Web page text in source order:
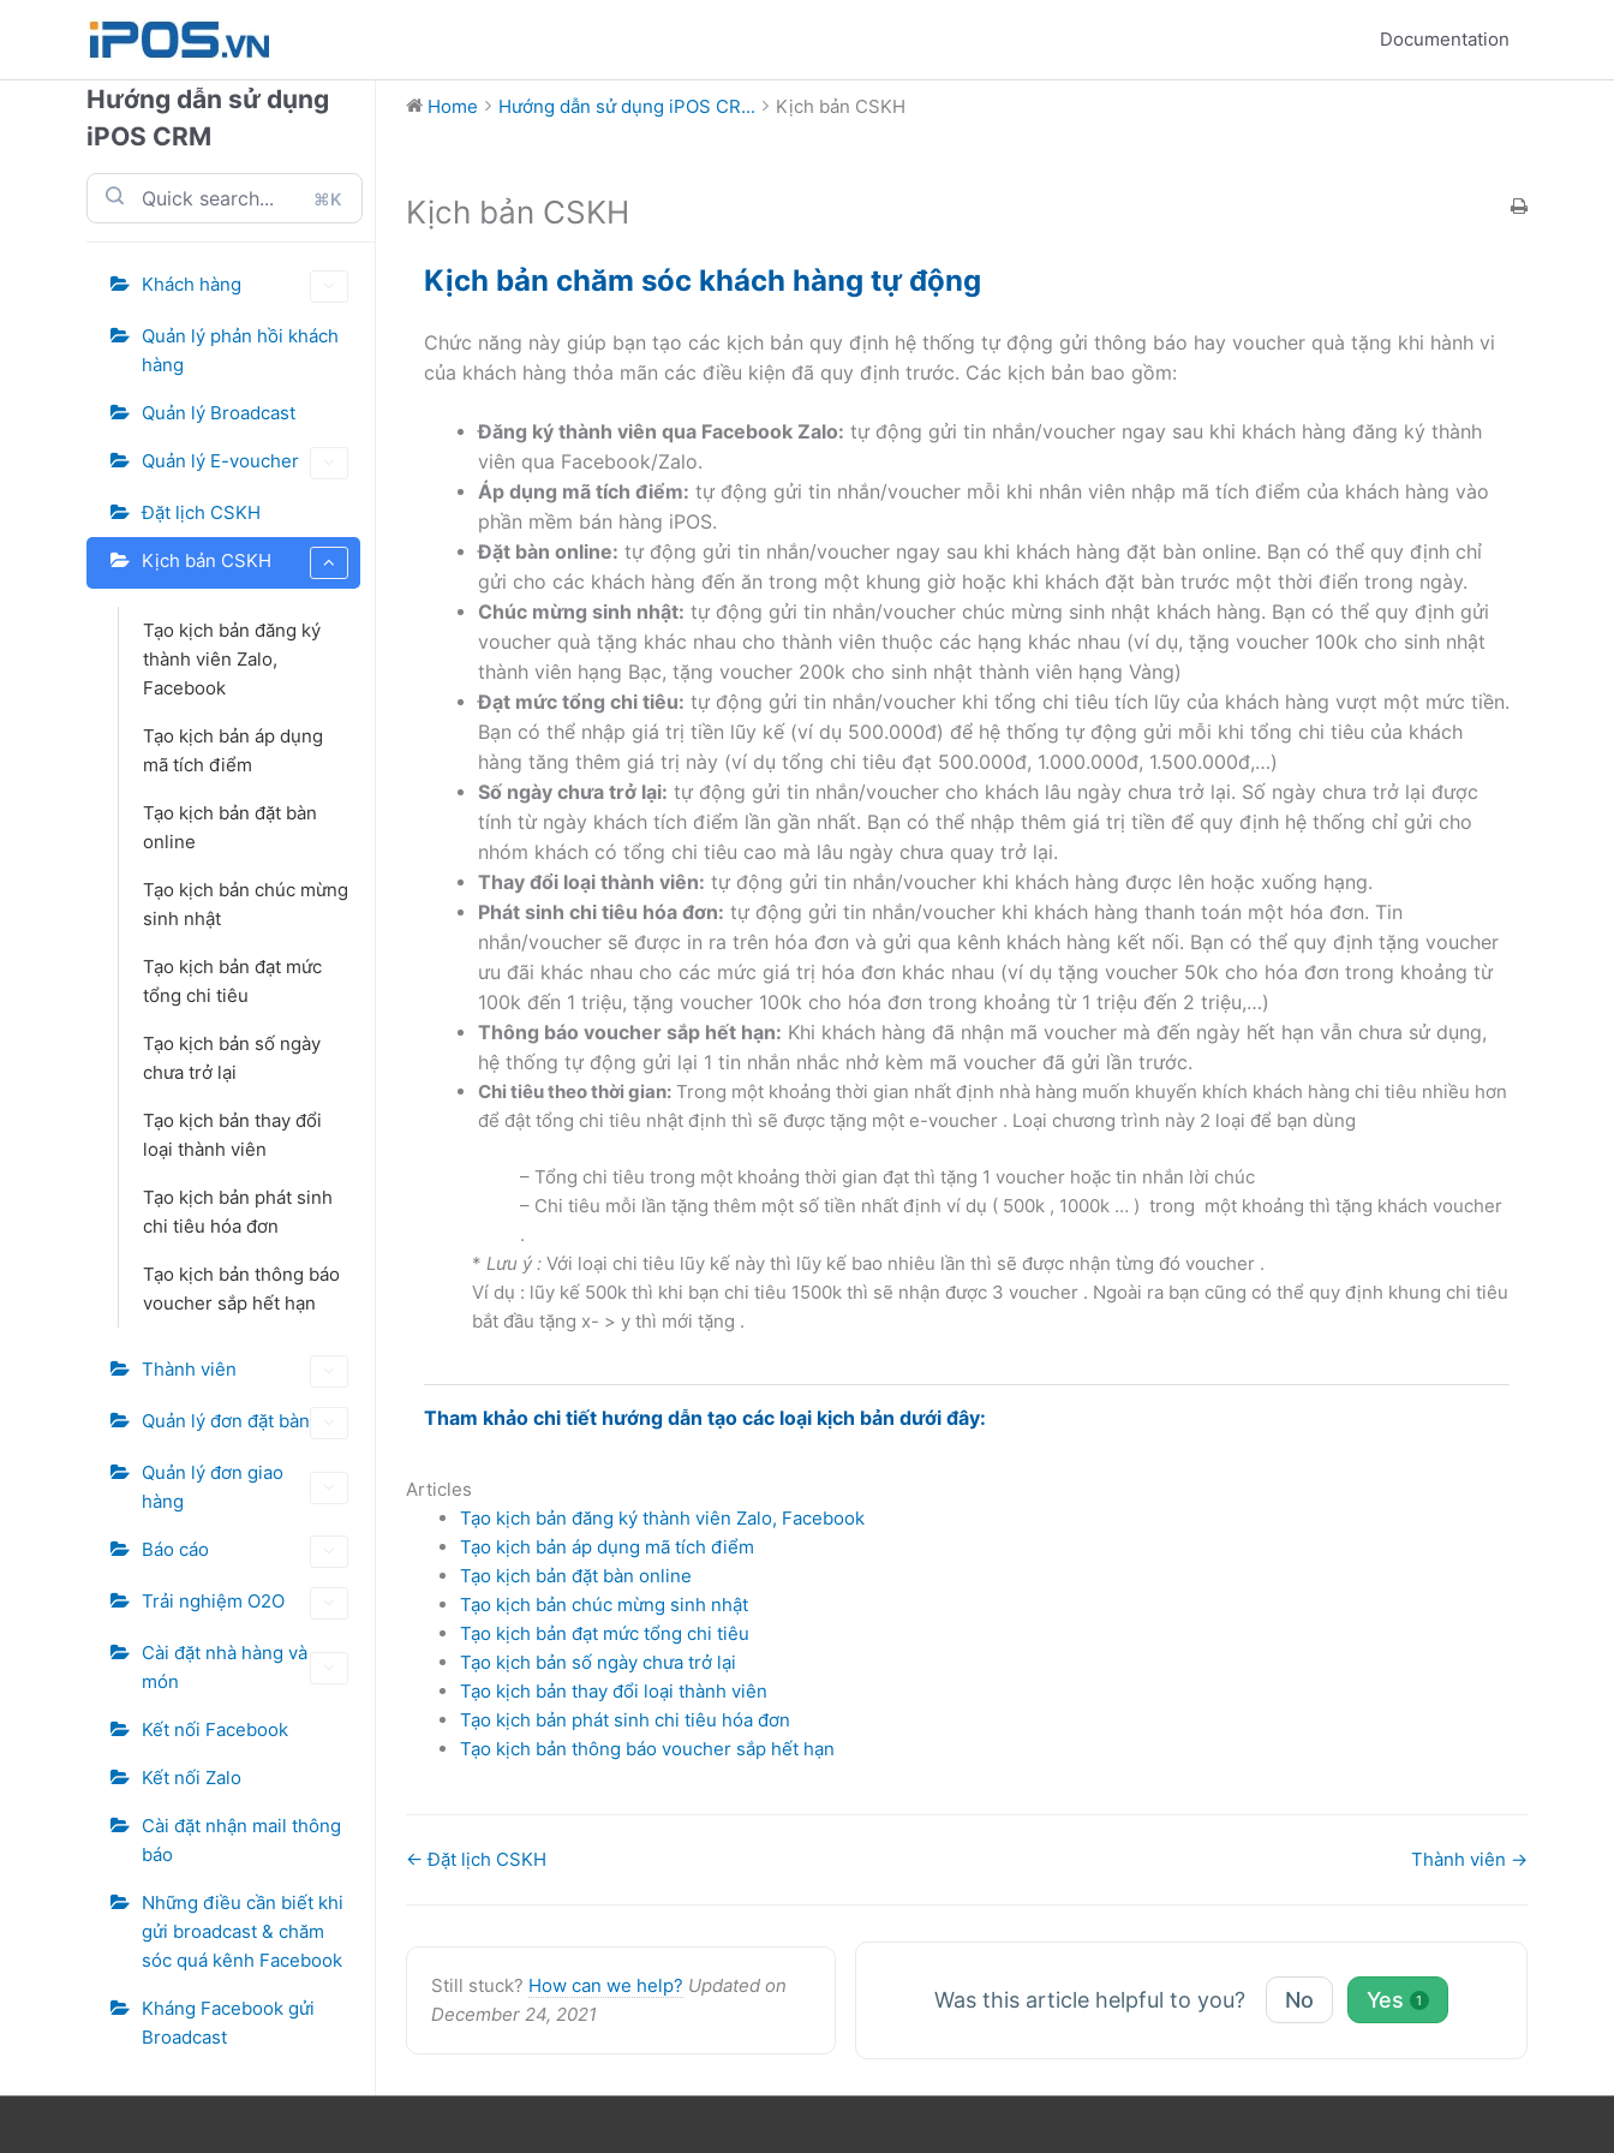
Documentation
Hướng dẫn sử dụng
iPOS CRM
⌘K
Khách hàng
Quản lý phản hồi khách
hàng
Quản lý Broadcast
Quản lý E-voucher
Đặt lịch CSKH
Kịch bản CSKH
Tạo kịch bản đăng ký
thành viên Zalo,
Facebook
Tạo kịch bản áp dụng
mã tích điểm
Tạo kịch bản đặt bàn
online
Tạo kịch bản chúc mừng
sinh nhật
Tạo kịch bản đạt mức
tổng chi tiêu
Tạo kịch bản số ngày
chưa trở lại
Tạo kịch bản thay đổi
loại thành viên
Tạo kịch bản phát sinh
chi tiêu hóa đơn
Tạo kịch bản thông báo
voucher sắp hết hạn
Thành viên
Quản lý đơn đặt bàn
Quản lý đơn giao
hàng
Báo cáo
Trải nghiệm O2O
Cài đặt nhà hàng và
món
Kết nối Facebook
Kết nối Zalo
Cài đặt nhận mail thông
báo
Những điều cần biết khi
gửi broadcast & chăm
sóc quá kênh Facebook
Kháng Facebook gửi
Broadcast
Home Hướng dẫn sử dụng iPOS CR... Kịch bản CSKH
Kịch bản CSKH
Kịch bản chăm sóc khách hàng tự động
Chức năng này giúp bạn tạo các kịch bản quy định hệ thống tự động gửi thông báo hay voucher quà tặng khi hành vi
của khách hàng thỏa mãn các điều kiện đã quy định trước. Các kịch bản bao gồm:
Đăng ký thành viên qua Facebook Zalo: tự động gửi tin nhắn/voucher ngay sau khi khách hàng đăng ký thành
viên qua Facebook/Zalo.
Áp dụng mã tích điểm: tự động gửi tin nhắn/voucher mỗi khi nhân viên nhập mã tích điểm của khách hàng vào
phần mềm bán hàng iPOS.
Đặt bàn online: tự động gửi tin nhắn/voucher ngay sau khi khách hàng đặt bàn online. Bạn có thể quy định chỉ
gửi cho các khách hàng đến ăn trong một khung giờ hoặc khi khách đặt bàn trước một thời điển trong ngày.
Chúc mừng sinh nhật: tự động gửi tin nhắn/voucher chúc mừng sinh nhật khách hàng. Bạn có thể quy định gửi
voucher quà tặng khác nhau cho thành viên thuộc các hạng khác nhau (ví dụ, tặng voucher 100k cho sinh nhật
thành viên hạng Bạc, tặng voucher 200k cho sinh nhật thành viên hạng Vàng)
Đạt mức tổng chi tiêu: tự động gửi tin nhắn/voucher khi tổng chi tiêu tích lũy của khách hàng vượt một mức tiền.
Bạn có thể nhập giá trị tiền lũy kế (ví dụ 500.000đ) để hệ thống tự động gửi mỗi khi tổng chi tiêu của khách
hàng tăng thêm giá trị này (ví dụ tổng chi tiêu đạt 500.000đ, 1.000.000đ, 1.500.000đ,…)
Số ngày chưa trở lại: tự động gửi tin nhắn/voucher cho khách lâu ngày chưa trở lại. Số ngày chưa trở lại được
tính từ ngày khách tích điểm lần gần nhất. Bạn có thể nhập thêm giá trị tiền để quy định hệ thống chỉ gửi cho
nhóm khách có tổng chi tiêu cao mà lâu ngày chưa quay trở lại.
Thay đổi loại thành viên: tự động gửi tin nhắn/voucher khi khách hàng được lên hoặc xuống hạng.
Phát sinh chi tiêu hóa đơn: tự động gửi tin nhắn/voucher khi khách hàng thanh toán một hóa đơn. Tin
nhắn/voucher sẽ được in ra trên hóa đơn và gửi qua kênh khách hàng kết nối. Bạn có thể quy định tặng voucher
ưu đãi khác nhau cho các mức giá trị hóa đơn khác nhau (ví dụ tặng voucher 50k cho hóa đơn trong khoảng từ
100k đến 1 triệu, tặng voucher 100k cho hóa đơn trong khoảng từ 1 triệu đến 2 triệu,…)
Thông báo voucher sắp hết hạn: Khi khách hàng đã nhận mã voucher mà đến ngày hết hạn vẫn chưa sử dụng,
hệ thống tự động gửi lại 1 tin nhắn nhắc nhở kèm mã voucher đã gửi lần trước.
Chi tiêu theo thời gian: Trong một khoảng thời gian nhất định nhà hàng muốn khuyến khích khách hàng chi tiêu nhiều hơn
để đật tổng chi tiêu nhật định thì sẽ được tặng một e-voucher . Loại chương trình này 2 loại để bạn dùng
– Tổng chi tiêu trong một khoảng thời gian đạt thì tặng 1 voucher hoặc tin nhắn lời chúc
– Chi tiêu mỗi lần tặng thêm một số tiền nhất định ví dụ ( 500k , 1000k … ) trong một khoảng thì tặng khách voucher
.
* Lưu ý : Với loại chi tiêu lũy kế này thì lũy kế bao nhiêu lần thì sẽ được nhận từng đó voucher .
Ví dụ : lũy kế 500k thì khi bạn chi tiêu 1500k thì sẽ nhận được 3 voucher . Ngoài ra bạn cũng có thể quy định khung chi tiêu
bắt đầu tặng x- > y thì mới tặng .
Tham khảo chi tiết hướng dẫn tạo các loại kịch bản dưới đây:
Articles
Tạo kịch bản đăng ký thành viên Zalo, Facebook
Tạo kịch bản áp dụng mã tích điểm
Tạo kịch bản đặt bàn online
Tạo kịch bản chúc mừng sinh nhật
Tạo kịch bản đạt mức tổng chi tiêu
Tạo kịch bản số ngày chưa trở lại
Tạo kịch bản thay đổi loại thành viên
Tạo kịch bản phát sinh chi tiêu hóa đơn
Tạo kịch bản thông báo voucher sắp hết hạn
Doc
← Đặt lịch CSKH Thành viên →
Still stuck? How can we help? Updated on
December 24, 2021
Was this article helpful to you? No Yes 1